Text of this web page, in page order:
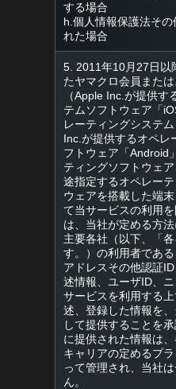
する場合
h.個人情報保護法そ
れた場合
5. 2011年10月27日以
たヤマクロ会員また
（Apple Inc.が提供す
テムソフトウェア「
レーティングシステ
Inc.が提供するオペレ
フトウェア「Android
ティングソフトウェ
途指定するオペレー
ウェアを搭載した端
て当サービスの利用
は、当社が定める方
主要各社（以下、「
す。）の利用者であ
アドレスその他認証
述情報、ユーザID、
サービスを利用する
述、登録した情報を
して提供することを
に提供された情報は
キャリアの定めるプ
って管理され、当社
ん。